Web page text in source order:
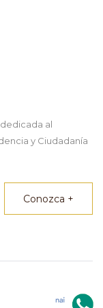
al
y Ciudadanía
Conozca +